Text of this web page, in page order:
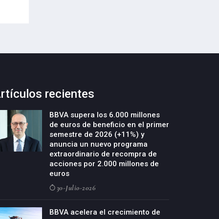
recientes
BBVA supera los 6.000 millones
de euros de beneficio en el primer
semestre de 2026 (+11%) y
anuncia un nuevo programa
extraordinario de recompra de
acciones por 2.000 millones de
euros
30-Julio-2026
BBVA acelera el crecimiento de